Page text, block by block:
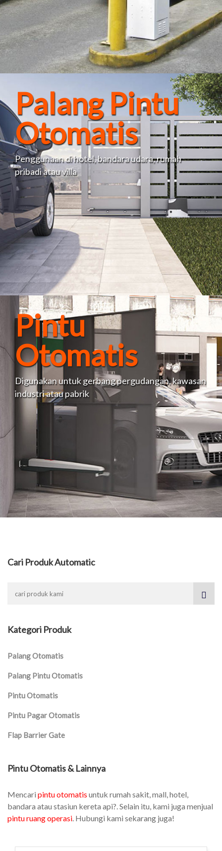
Palang Pintu
Otomatis
Penggunaan di hotel, bandara udara, rumah
pribadi atau villa
Pintu
Otomatis
Digunakan untuk gerbang pergudangan, kawasan
industri atau pabrik
Cari Produk Automatic
Kategori Produk
Palang Otomatis
Palang Pintu Otomatis
Pintu Otomatis
Pintu Pagar Otomatis
Flap Barrier Gate
Pintu Otomatis & Lainnya
Mencari pintu otomatis untuk rumah sakit, mall, hotel,
bandara atau stasiun kereta api?. Selain itu, kami juga menjual
pintu ruang operasi. Hubungi kami sekarang juga!